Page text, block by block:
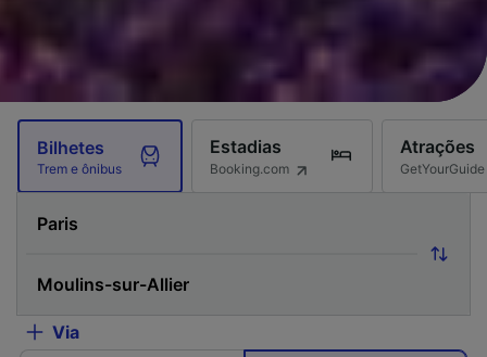
Bilhetes
Trem e ônibus
Estadias
Booking.com
Atrações
GetYourGuide
Via